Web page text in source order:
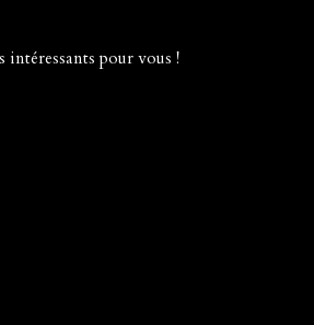
intéressants pour vous !